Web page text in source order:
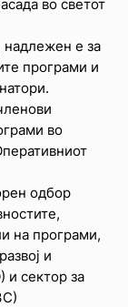
во светот
надлежен е за
програми и
во
одбор
на програми,
и
и сектор за